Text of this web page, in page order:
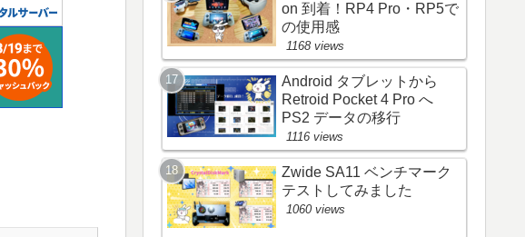
on 到着！RP4 Pro・RP5で
の使用感
1168 views
Android タブレットから
Retroid Pocket 4 Pro へ
PS2 データの移行
1116 views
Zwide SA11 ベンチマーク
テストしてみました
1060 views